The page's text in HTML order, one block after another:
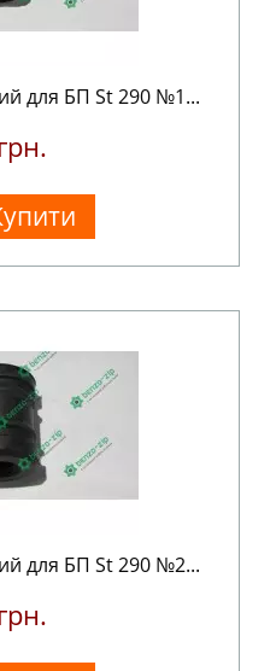
для БП St 290 №1...
для БП St 290 №2...